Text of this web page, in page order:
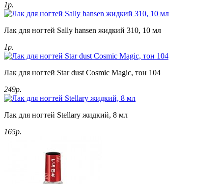
1р.
Лак для ногтей Sally hansen жидкий 310, 10 мл
1р.
Лак для ногтей Star dust Cosmic Magic, тон 104
249р.
Лак для ногтей Stellary жидкий, 8 мл
165р.